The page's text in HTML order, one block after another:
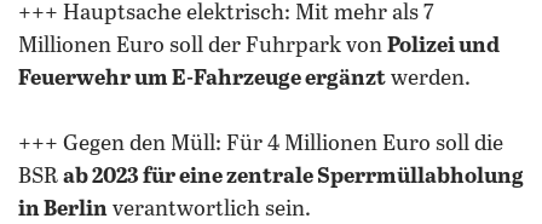
+++ Hauptsache elektrisch: Mit mehr als 7
Millionen Euro soll der Fuhrpark von Polizei und
Feuerwehr um E-Fahrzeuge ergänzt werden.
+++ Gegen den Müll: Für 4 Millionen Euro soll die
BSR ab 2023 für eine zentrale Sperrmüllabholung
in Berlin verantwortlich sein.